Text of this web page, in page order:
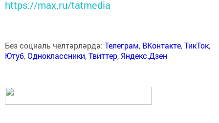
https://max.ru/tatmedia
Без социаль челтәрләрдә: Телеграм, ВКонтакте,ТикТок,
Ютуб,Одноклассники,Твиттер, Яндекс.Дзен